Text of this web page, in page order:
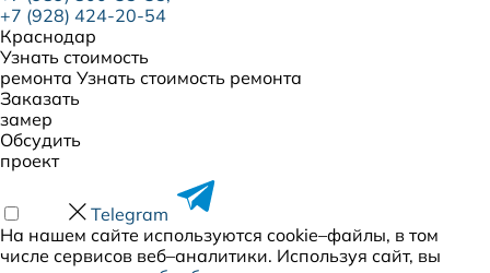
+7 (928) 424-20-54
Краснодар
Узнать стоимость
ремонта Узнать стоимость ремонта
Заказать
замер
Обсудить
проект
Telegram
На нашем сайте используются cookie–файлы, в том
числе сервисов веб–аналитики. Используя сайт, вы